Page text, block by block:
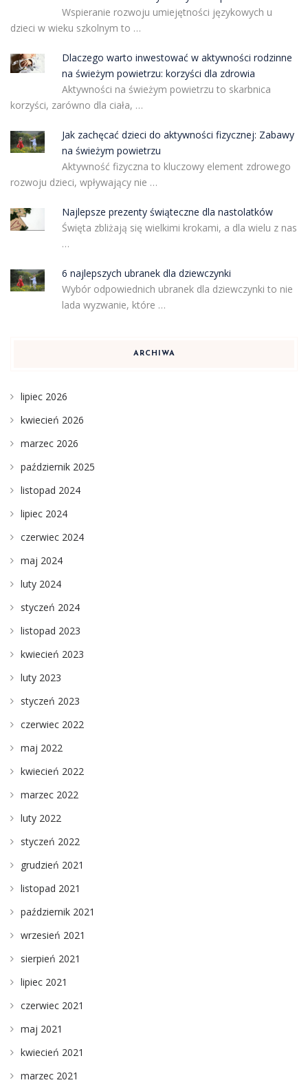
Wspieranie rozwoju umiejętności językowych u
dzieci w wieku szkolnym to …
Dlaczego warto inwestować w aktywności rodzinne
na świeżym powietrzu: korzyści dla zdrowia
Aktywności na świeżym powietrzu to skarbnica
korzyści, zarówno dla ciała, …
Jak zachęcać dzieci do aktywności fizycznej: Zabawy
na świeżym powietrzu
Aktywność fizyczna to kluczowy element zdrowego
rozwoju dzieci, wpływający nie …
Najlepsze prezenty świąteczne dla nastolatków
Święta zbliżają się wielkimi krokami, a dla wielu z nas
…
6 najlepszych ubranek dla dziewczynki
Wybór odpowiednich ubranek dla dziewczynki to nie
lada wyzwanie, które …
ARCHIWA
lipiec 2026
kwiecień 2026
marzec 2026
październik 2025
listopad 2024
lipiec 2024
czerwiec 2024
maj 2024
luty 2024
styczeń 2024
listopad 2023
kwiecień 2023
luty 2023
styczeń 2023
czerwiec 2022
maj 2022
kwiecień 2022
marzec 2022
luty 2022
styczeń 2022
grudzień 2021
listopad 2021
październik 2021
wrzesień 2021
sierpień 2021
lipiec 2021
czerwiec 2021
maj 2021
kwiecień 2021
marzec 2021